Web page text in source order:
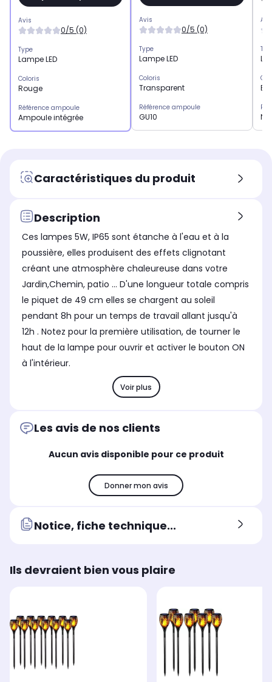
Avis
0/5 (0)
Type
Lampe LED
Coloris
Rouge
Référence ampoule
Ampoule intégrée
Avis
0/5 (0)
Type
Lampe LED
Coloris
Transparent
Référence ampoule
GU10
Caractéristiques du produit
Description
Ces lampes 5W, IP65 sont étanche à l'eau et à la
poussière, elles produisent des effets clignotant
créant une atmosphère chaleureuse dans votre
Jardin,Chemin, patio ... D'une longueur totale compris
le piquet de 49 cm elles se chargent au soleil
pendant 8h pour un temps de travail allant jusqu'à
12h . Notez pour la première utilisation, de tourner le
haut de la lampe pour ouvrir et activer le bouton ON
à l'intérieur.
Voir plus
Les avis de nos clients
Aucun avis disponible pour ce produit
Donner mon avis
Notice, fiche technique...
Ils devraient bien vous plaire